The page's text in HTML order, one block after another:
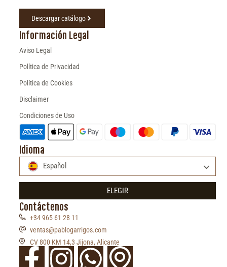
Descargar catálogo
Información Legal
Aviso Legal
Política de Privacidad
Política de Cookies
Disclaimer
Condiciones de Uso
Idioma
Español
ELEGIR
Contáctenos
+34 965 61 28 11
ventas@pablogarrigos.com
CV 800 KM 14,3 Jijona, Alicante